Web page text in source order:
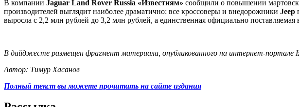
В компании Jaguar Land Rover Russia «Известиям» сообщили о повышении
производителей выглядит наиболее драматично: все кроссоверы и внедорожники Jeep
выросла с 2,2 млн рублей до 3,2 млн рублей, а единственная официально
В дайджесте размещен фрагмент материала, опубликованного на интернет-портале
Автор: Тимур Хасанов
Полный текст вы можете прочитать на сайте издания